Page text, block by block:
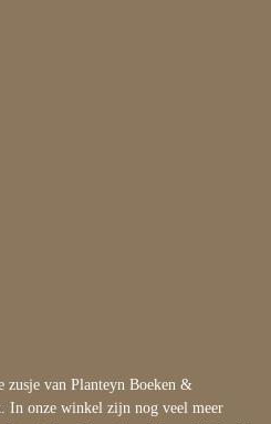
zusje van Planteyn Boeken &
In onze winkel zijn nog veel meer